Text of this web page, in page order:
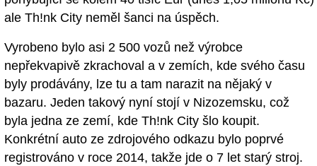
ale Th!nk City neměl šanci na úspěch.
Vyrobeno bylo asi 2 500 vozů než výrobce
nepřekvapivě zkrachoval a v zemích, kde svého času
byly prodávány, lze tu a tam narazit na nějaký v
bazaru. Jeden takový nyní stojí v Nizozemsku, což
byla jedna ze zemí, kde Th!nk City šlo koupit.
Konkrétní auto ze zdrojového odkazu bylo poprvé
registrováno v roce 2014, takže jde o 7 let starý stroj.